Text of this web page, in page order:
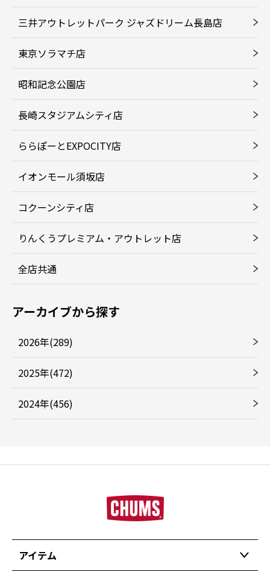
三井アウトレットパーク ジャズドリーム長島店
東京ソラマチ店
昭和記念公園店
長崎スタジアムシティ店
ららぽーとEXPOCITY店
イオンモール須坂店
コクーンシティ店
りんくうプレミアム・アウトレット店
全店共通
アーカイブから探す
2026年(289)
2025年(472)
2024年(456)
アイテム